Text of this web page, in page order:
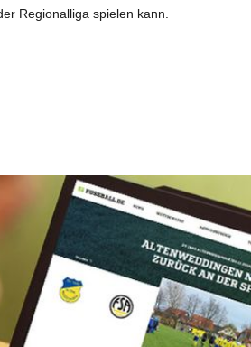
Regionalliga spielen kann.